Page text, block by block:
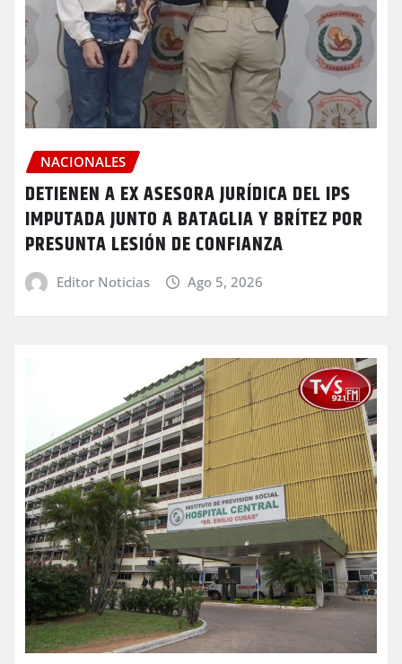
NACIONALES
DETIENEN A EX ASESORA JURÍDICA DEL IPS
IMPUTADA JUNTO A BATAGLIA Y BRÍTEZ POR
PRESUNTA LESIÓN DE CONFIANZA
Editor Noticias Ago 5, 2026